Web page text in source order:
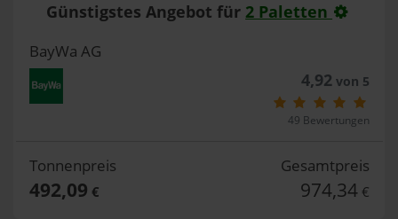
Günstigstes Angebot für 2 Paletten
BayWa AG
4,92von 5
49 Bewertungen
Tonnenpreis
492,09 €
Gesamtpreis
974,34 €